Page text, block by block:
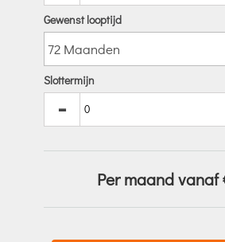
Gewenst looptijd
Slottermijn
-
Per maand vanaf